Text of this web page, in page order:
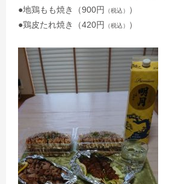
●地鶏もも焼き（900円
（税込）
）
●鶏皮たれ焼き（420円
（税込） ）